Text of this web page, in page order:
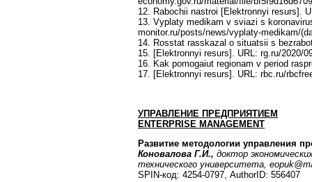
12. Rabochii nastroi [Elektronnyi resurs].
13. Vyplaty medikam v sviazi s
monitor.ru/posts/news/vyplaty-medikam/
14. Rosstat rasskazal o situatsii s
15. [Elektronnyi resurs]. URL: rg.ru/2020/
16. Kak pomogaiut regionam v period
17. [Elektronnyi resurs]. URL: rbc.ru/
УПРАВЛЕНИЕ ПРЕДПРИЯТИЕМ
ENTERPRISE MANAGEMENT
Развитие методологии управления
Коновалова Г.И., доктор
технического университета,
SPIN-код: 4254-0797, AuthorID: 556407